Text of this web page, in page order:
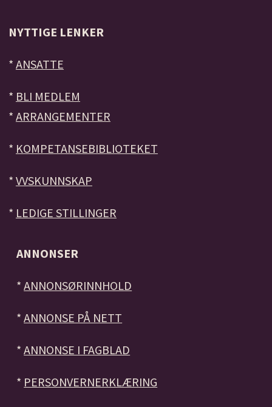
NYTTIGE LENKER
* ANSATTE
* BLI MEDLEM
* ARRANGEMENTER
* KOMPETANSEBIBLIOTEKET
* VVSKUNNSKAP
* LEDIGE STILLINGER
ANNONSER
*ANNONSØRINNHOLD
*ANNONSE PÅ NETT
*ANNONSE I FAGBLAD
* PERSONVERNERKLÆRING